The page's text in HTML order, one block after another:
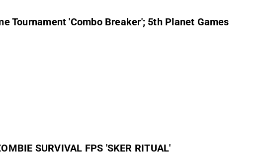
5th Planet Games
SURVIVAL FPS 'SKER RITUAL'